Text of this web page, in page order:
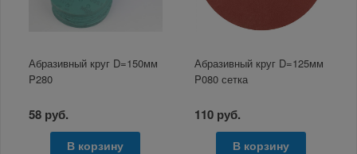
Абразивный круг D=150мм
P280
58 руб.
В корзину
Абразивный круг D=125мм
P080 сетка
110 руб.
В корзину